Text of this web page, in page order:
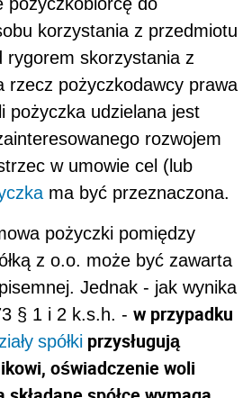
korzystania z przedmiotu
rygorem skorzystania z
rzecz pożyczkodawcy prawa
pożyczka udzielana jest
rozwojem
w umowie cel (lub
ma być przeznaczona.
pożyczki pomiędzy
z o.o. może być zawarta
Jednak - jak wynika
§ 1 i 2 k.s.h. - w przypadku
spółki przysługują
oświadczenie woli